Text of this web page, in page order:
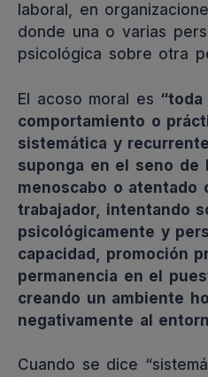
laboral, en
donde una o varias
psicológica sobre otra
El acoso moral es “toda
comportamiento o
sistemática y
suponga en el seno de
menoscabo o atentado
trabajador, intentando
psicológicamente y
capacidad, promoción
permanencia en el
creando un ambiente
negativamente al
Cuando se dice